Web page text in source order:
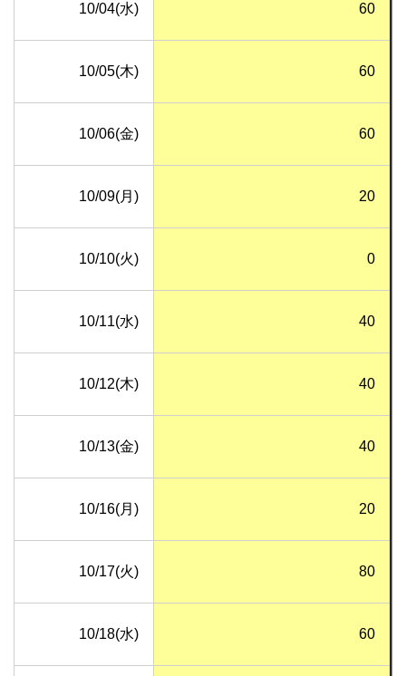
10/04(水) 60
10/05(木) 60
10/06(金) 60
10/09(月) 20
10/10(火) 0
10/11(水) 40
10/12(木) 40
10/13(金) 40
10/16(月) 20
10/17(火) 80
10/18(水) 60